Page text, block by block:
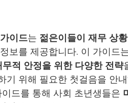
이드는 젊은이들이 재무 상
보를 제공합니다. 이 가이드
무적 안정을 위한 다양한 전략
기 위해 필요한 첫걸음을 안
드를 통해 사회 초년생들은